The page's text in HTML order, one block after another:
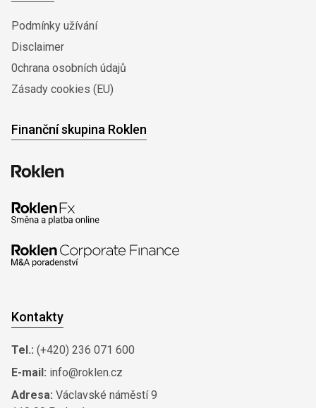
Podmínky užívání
Disclaimer
0chrana osobních údajů
Zásady cookies (EU)
Finanční skupina Roklen
Kontakty
Tel.: (+420) 236 071 600
E-mail: info@roklen.cz
Adresa: Václavské náměstí 9